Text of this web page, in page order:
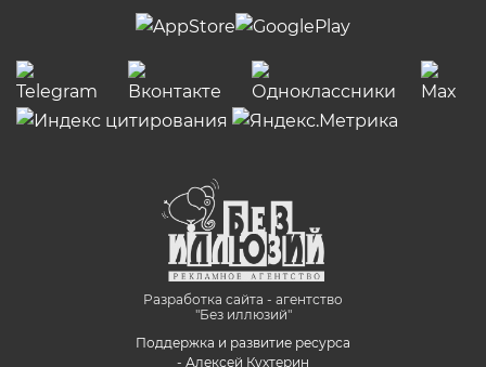
Разработка сайта - агентство
"Без иллюзий"
Поддержка и развитие ресурса
- Алексей Кухтерин